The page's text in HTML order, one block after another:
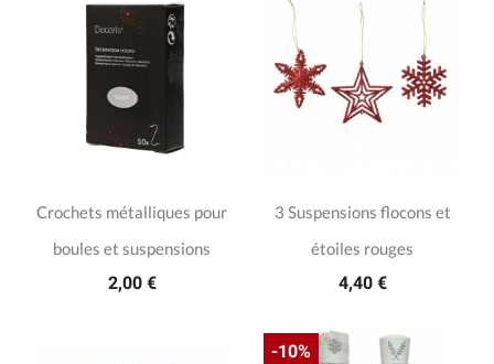
Crochets métalliques pour
boules et suspensions
2,00 €
3 Suspensions flocons et
étoiles rouges
4,40 €
-10%